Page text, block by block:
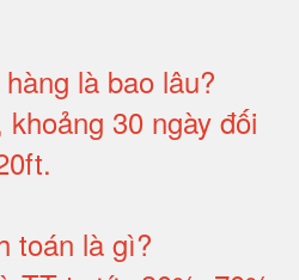
là bao lâu?
30 ngày đối
.
toán là gì?